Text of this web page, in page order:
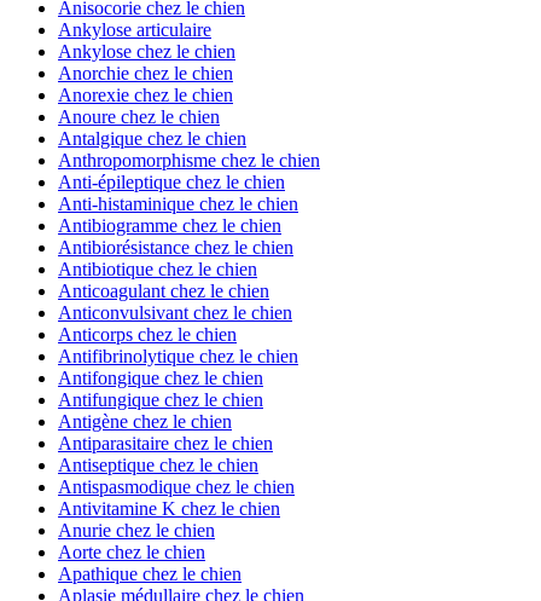
Anisocorie chez le chien
Ankylose articulaire
Ankylose chez le chien
Anorchie chez le chien
Anorexie chez le chien
Anoure chez le chien
Antalgique chez le chien
Anthropomorphisme chez le chien
Anti-épileptique chez le chien
Anti-histaminique chez le chien
Antibiogramme chez le chien
Antibiorésistance chez le chien
Antibiotique chez le chien
Anticoagulant chez le chien
Anticonvulsivant chez le chien
Anticorps chez le chien
Antifibrinolytique chez le chien
Antifongique chez le chien
Antifungique chez le chien
Antigène chez le chien
Antiparasitaire chez le chien
Antiseptique chez le chien
Antispasmodique chez le chien
Antivitamine K chez le chien
Anurie chez le chien
Aorte chez le chien
Apathique chez le chien
Aplasie médullaire chez le chien